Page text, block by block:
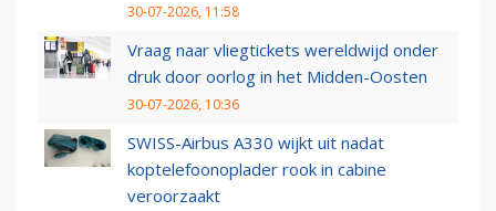
30-07-2026, 11:58
Vraag naar vliegtickets wereldwijd onder
druk door oorlog in het Midden-Oosten
30-07-2026, 10:36
SWISS-Airbus A330 wijkt uit nadat
koptelefoonoplader rook in cabine
veroorzaakt